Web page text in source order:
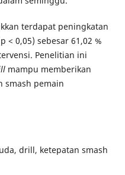
terdapat peningkatan
< 0,05) sebesar 61,02 %
Penelitian ini
mampu memberikan
smash pemain
drill, ketepatan smash